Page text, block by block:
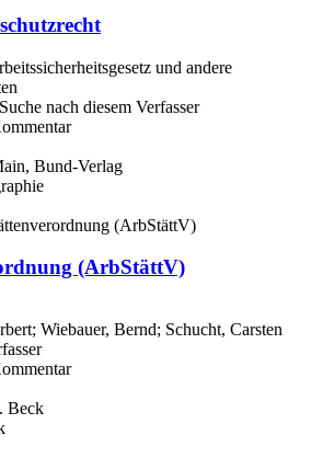
und andere
Suche nach diesem Verfasser
Bund-Verlag
(ArbStättV)
; Wiebauer, Bernd; Schucht, Carsten
Beck